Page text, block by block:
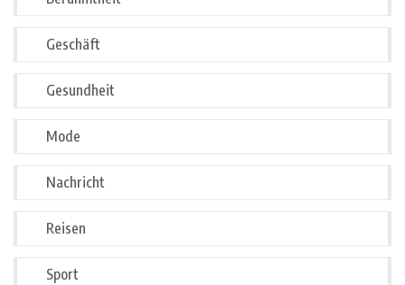
Geschäft
Gesundheit
Mode
Nachricht
Reisen
Sport